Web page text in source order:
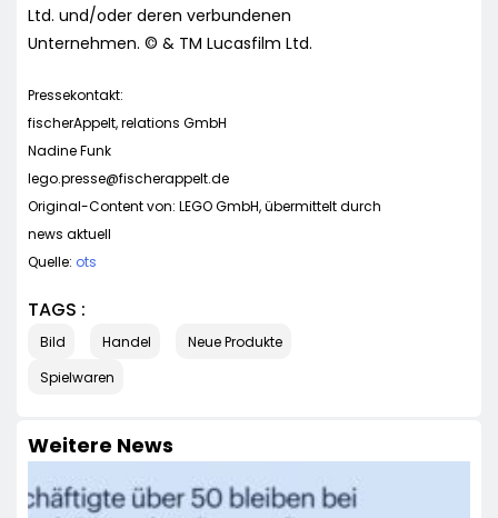
Ltd. und/oder deren verbundenen
Unternehmen. © & TM Lucasfilm Ltd.
Pressekontakt:
fischerAppelt, relations GmbH
Nadine Funk
lego.presse@fischerappelt.de
Original-Content von: LEGO GmbH, übermittelt durch
news aktuell
Quelle: ots
TAGS :
Bild Handel
Neue Produkte
Spielwaren
Weitere News